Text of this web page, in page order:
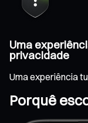
Uma
privacidade
Uma experiência
Porquê